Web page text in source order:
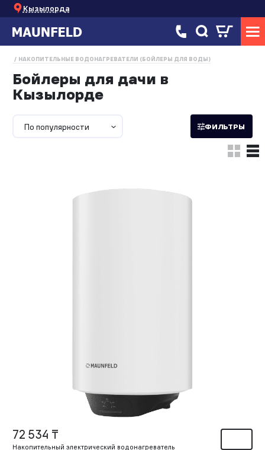
Кызылорда
НАКОПИТЕЛЬНЫЕ ВОДОНАГРЕВАТЕЛИ (БОЙЛЕРЫ ДЛЯ ВОДЫ)
Бойлеры для дачи в
Кызылорде
По популярности ФИЛЬТРЫ
72 534 ₸
Накопительный электрический водонагреватель